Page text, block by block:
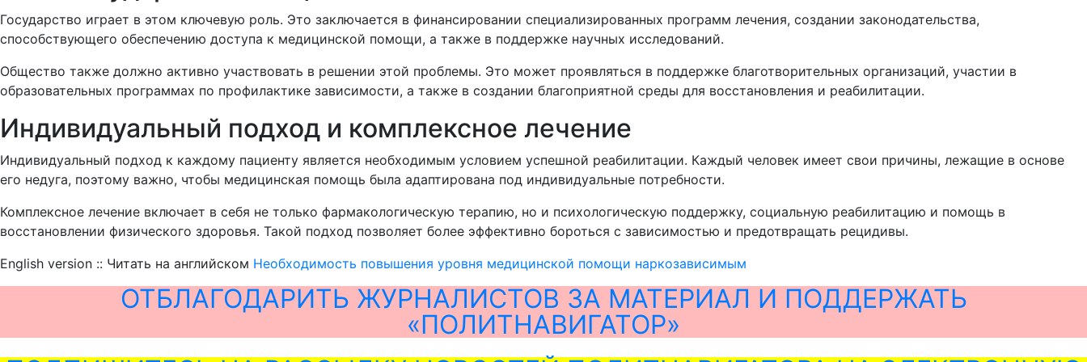
Государство играет в этом ключевую роль. Это заключается в финансировании специализированных программ лечения, создании законодательства,
способствующего обеспечению доступа к медицинской помощи, а также в поддержке научных исследований.
Общество также должно активно участвовать в решении этой проблемы. Это может проявляться в поддержке благотворительных организаций, участии в
образовательных программах по профилактике зависимости, а также в создании благоприятной среды для восстановления и реабилитации.
Индивидуальный подход и комплексное лечение
Индивидуальный подход к каждому пациенту является необходимым условием успешной реабилитации. Каждый человек имеет свои причины, лежащие в основе
его недуга, поэтому важно, чтобы медицинская помощь была адаптирована под индивидуальные потребности.
Комплексное лечение включает в себя не только фармакологическую терапию, но и психологическую поддержку, социальную реабилитацию и помощь в
восстановлении физического здоровья. Такой подход позволяет более эффективно бороться с зависимостью и предотвращать рецидивы.
English version :: Читать на английском Необходимость повышения уровня медицинской помощи наркозависимым
ОТБЛАГОДАРИТЬ ЖУРНАЛИСТОВ ЗА МАТЕРИАЛ И ПОДДЕРЖАТЬ
«ПОЛИТНАВИГАТОР»